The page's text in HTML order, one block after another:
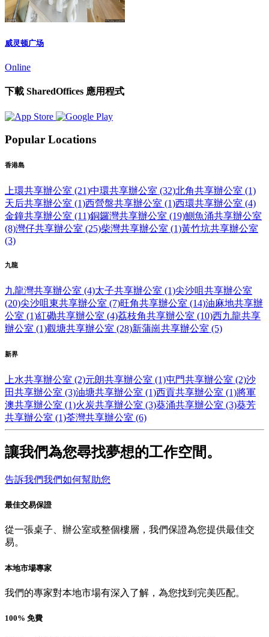
威灵顿广场
Online
下載 SharedOffices 應用程式
Popular Locations
香港島
上環共享辦公室 (21)中環共享辦公室 (32)北角共享辦公室 (1)
天后共享辦公室 (1)西營盤共享辦公室 (1)西環共享辦公室 (4)
金鐘共享辦公室 (11)銅鑼灣共享辦公室 (19)鰂魚涌共享辦公室
(8)灣仔共享辦公室 (25)柴灣共享辦公室 (1)黃竹坑共享辦公室
(3)
九龍
九龍灣共享辦公室 (4)太子共享辦公室 (1)尖沙咀共享辦公室
(20)尖沙咀東共享辦公室 (7)旺角共享辦公室 (14)油麻地共享辦
公室 (1)紅磡共享辦公室 (4)荔枝角共享辦公室 (10)西九龍共享
辦公室 (1)觀塘共享辦公室 (28)新蒲崗共享辦公室 (5)
新界
上水共享辦公室 (2)元朗共享辦公室 (1)屯門共享辦公室 (2)沙
田共享辦公室 (3)油塘共享辦公室 (1)西貢共享辦公室 (1)將軍
澳共享辦公室 (1)火炭共享辦公室 (3)葵涌共享辦公室 (3)葵芳
共享辦公室 (1)荃灣共享辦公室 (6)
讓我們為您尋找夢想的工作空間。
告訴我們我們如何幫助您
最佳交易保證
從一張桌子、辦公室或整個樓層，我們保證為您提供最佳交
易。
本地市場專家
我們的專家對本地市場有深入了解，為您找到完美匹配。
100% 免費